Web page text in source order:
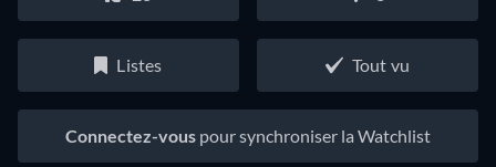
Listes Tout vu
Connectez-vous pour synchroniser la Watchlist